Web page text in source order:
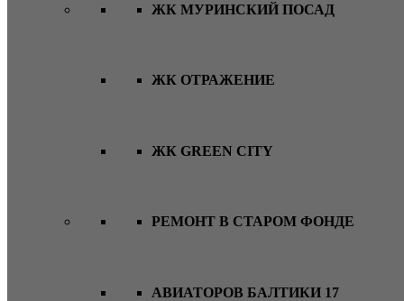
ЖК МУРИНСКИЙ ПОСАД
ЖК ОТРАЖЕНИЕ
ЖК GREEN CITY
РЕМОНТ В СТАРОМ ФОНДЕ
АВИАТОРОВ БАЛТИКИ 17